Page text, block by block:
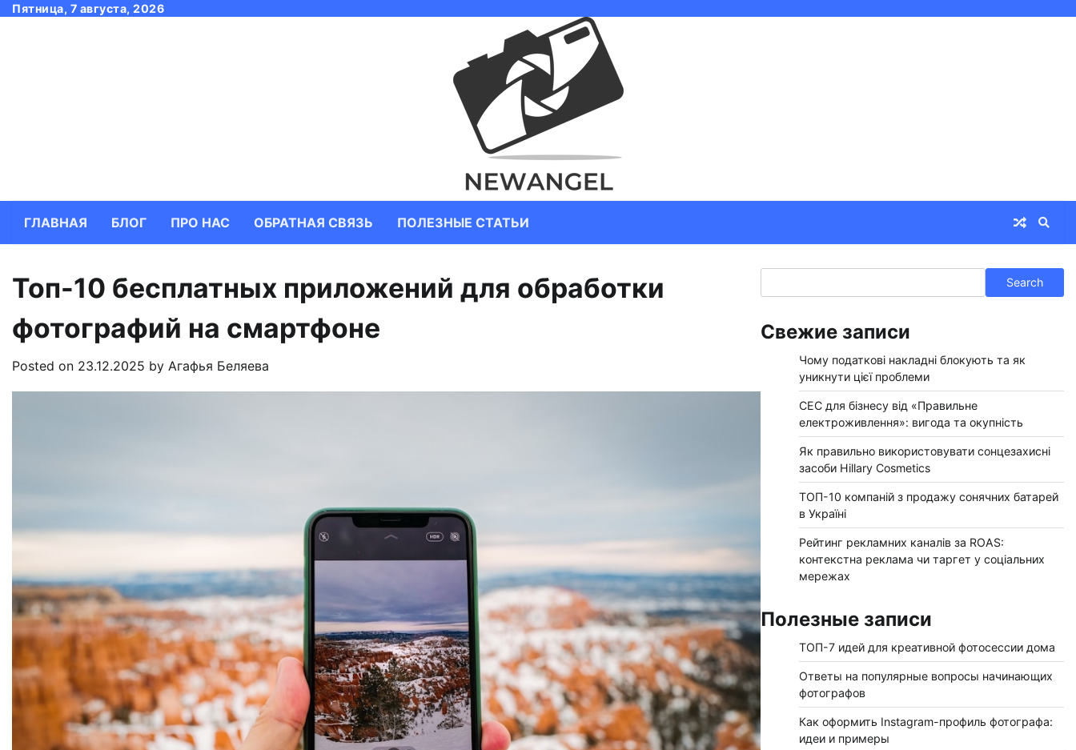
SkipПятница, 7 августа, 2026
ГЛАВНАЯ БЛОГ ПРО НАС ОБРАТНАЯ СВЯЗЬ ПОЛЕЗНЫЕ СТАТЬИ
Топ-10 бесплатных приложений для обработки
фотографий на смартфоне
Posted on 23.12.2025 by Агафья Беляева
Search
Свежие записи
Чому податкові накладні блокують та як
уникнути цієї проблеми
СЕС для бізнесу від «Правильне
електроживлення»: вигода та окупність
Як правильно використовувати сонцезахисні
засоби Hillary Cosmetics
ТОП-10 компаній з продажу сонячних батарей
в Україні
Рейтинг рекламних каналів за ROAS:
контекстна реклама чи таргет у соціальних
мережах
Полезные записи
ТОП-7 идей для креативной фотосессии дома
Ответы на популярные вопросы начинающих
фотографов
Как оформить Instagram-профиль фотографа:
идеи и примеры